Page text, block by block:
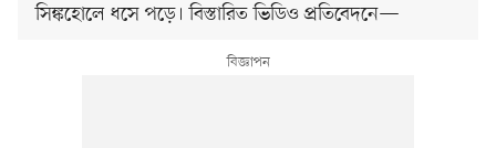
সিঙ্কহোলে ধসে পড়ে। বিস্তারিত ভিডিও প্রতিবেদনে—